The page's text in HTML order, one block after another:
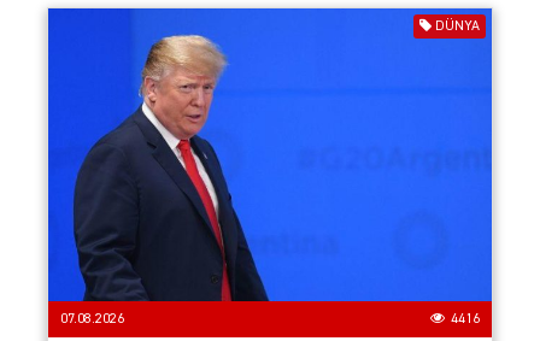
DÜNYA
07.08.2026 4416